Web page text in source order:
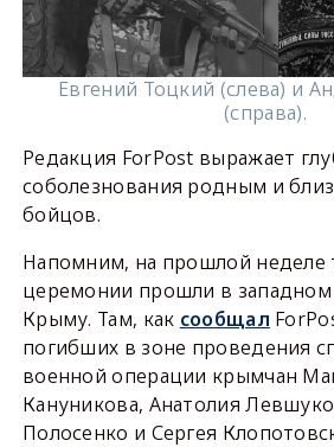
Евгений Тоцкий (слева) и
(справа).
Редакция ForPost выражает
соболезнования родным и
бойцов.
Напомним, на прошлой неделе
церемонии прошли в
Крыму. Там, как сообщал
погибших в зоне проведения
военной операции крымчан
Кануникова, Анатолия
Полосенко и Сергея